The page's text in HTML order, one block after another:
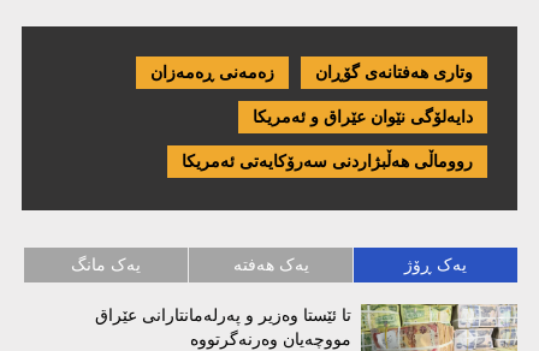
وتاری هەفتانەی گۆڕان زەمەنی ڕەمەزان
دایەلۆگی نێوان عێراق و ئەمریكا
رووماڵی هەڵبژاردنی سەرۆکایەتی ئەمریکا
یەک ڕۆژ یەک هەفتە یەک مانگ
تا ئێستا وەزیر و پەرلەمانتارانی عێراق
مووچەیان وەرنەگرتووە